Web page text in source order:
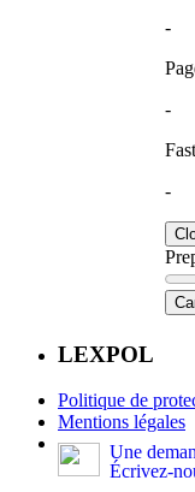
-
-
-
LEXPOL
Politique de
Mentions légales
Une
Écrivez-